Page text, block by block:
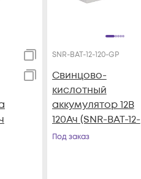
SNR-BAT-12-120-GP
Свинцово-
кислотный
аккумулятор 12В
120Ач (SNR-BAT-12-
120-GP)
Под заказ